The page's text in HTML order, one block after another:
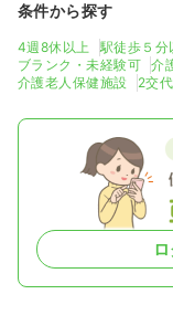
条件から探す
4週8休以上 駅徒歩５分
ブランク・未経験可
介
介護老人保健施設
2交代